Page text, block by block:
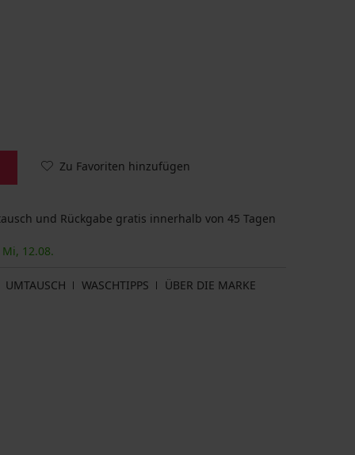
Zu Favoriten hinzufügen
und Rückgabe gratis innerhalb von 45 Tagen
12.08.
UMTAUSCH WASCHTIPPS
ÜBER DIE MARKE